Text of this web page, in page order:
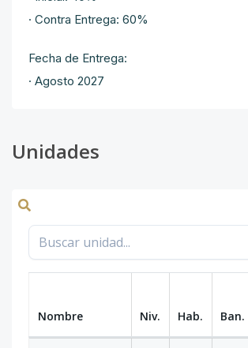
· Contra Entrega: 60%
Fecha de Entrega:
· Agosto 2027
Unidades
Nombre Niv. Hab. Ban.